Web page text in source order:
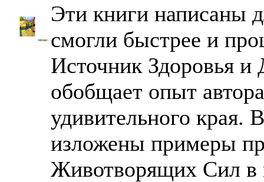
Эти книги написаны
смогли быстрее и
Источник Здоровья
обобщает опыт
удивительного края.
изложены примеры
Животворящих Сил в